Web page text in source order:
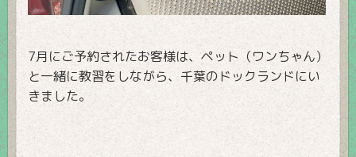
7月にご予約されたお客様は、ペット（ワンちゃん）
と一緒に教習をしながら、千葉のドックランドにい
きました。